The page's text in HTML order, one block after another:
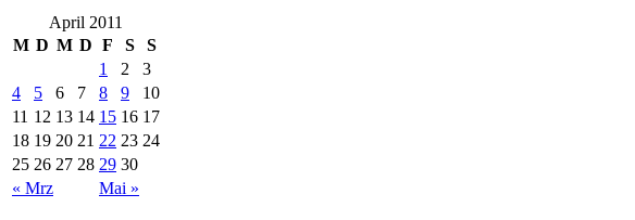
April 2011
M D M D F S S
« Mrz Mai »
1 2
3
4
5 6 7 8 9
10
11 12 13 14 15 16 17
18 19 20 21 22 23 24
25 26 27 28 29 30